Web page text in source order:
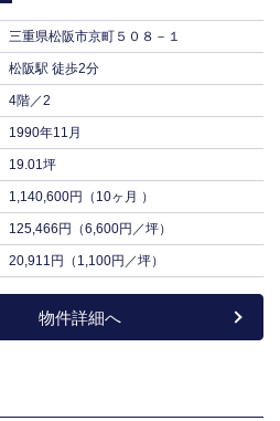
三重県松阪市京町５０８－１
松阪駅 徒歩2分
4階／2
1990年11月
19.01坪
1,140,600円（10ヶ月 ）
125,466円（6,600円／坪）
20,911円（1,100円／坪）
物件詳細へ